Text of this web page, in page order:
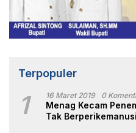
Terpopuler
1 16 Maret 2019 0
Menag Kecam
Tak